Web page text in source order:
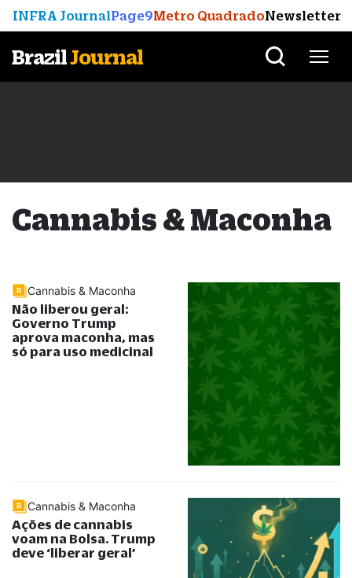
INFRA JournalPage9Metro QuadradoNewsletter
BrazilJournal
Cannabis & Maconha
Cannabis & Maconha
Não liberou geral:
Governo Trump
aprova maconha, mas
só para uso medicinal
Cannabis & Maconha
Ações de cannabis
voam na Bolsa. Trump
deve ‘liberar geral’